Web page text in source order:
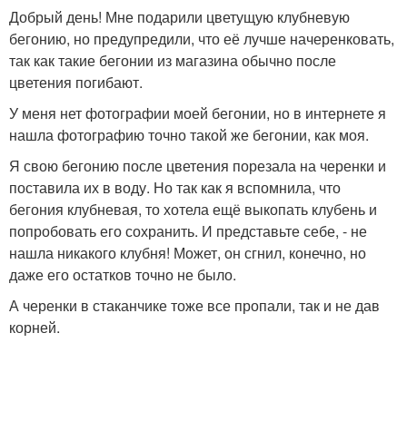
Добрый день! Мне подарили цветущую клубневую
бегонию, но предупредили, что её лучше начеренковать,
так как такие бегонии из магазина обычно после
цветения погибают.
У меня нет фотографии моей бегонии, но в интернете я
нашла фотографию точно такой же бегонии, как моя.
Я свою бегонию после цветения порезала на черенки и
поставила их в воду. Но так как я вспомнила, что
бегония клубневая, то хотела ещё выкопать клубень и
попробовать его сохранить. И представьте себе, - не
нашла никакого клубня! Может, он сгнил, конечно, но
даже его остатков точно не было.
А черенки в стаканчике тоже все пропали, так и не дав
корней.